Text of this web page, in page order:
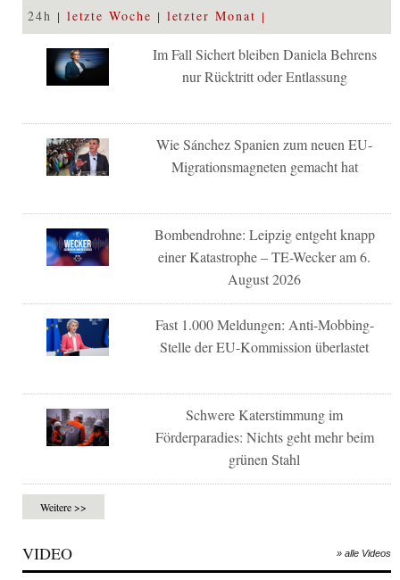
24h letzte Woche letzter Monat
Im Fall Sichert bleiben Daniela Behrens
nur Rücktritt oder Entlassung
Wie Sánchez Spanien zum neuen EU-
Migrationsmagneten gemacht hat
Bombendrohne: Leipzig entgeht knapp
einer Katastrophe – TE-Wecker am 6.
August 2026
Fast 1.000 Meldungen: Anti-Mobbing-
Stelle der EU-Kommission überlastet
Schwere Katerstimmung im
Förderparadies: Nichts geht mehr beim
grünen Stahl
Weitere >>
VIDEO » alle Videos